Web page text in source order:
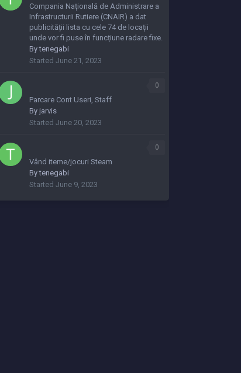
Compania Națională de Administrare a
Infrastructurii Rutiere (CNAIR) a dat
publicității lista cu cele 74 de locații
unde vor fi puse în funcțiune radare fixe.
Bytenegabi
Started June 21, 2023
0
Parcare Cont Useri, Staff
By jarvis
Started June 20, 2023
0
Vând iteme/jocuri Steam
Bytenegabi
Started June 9, 2023